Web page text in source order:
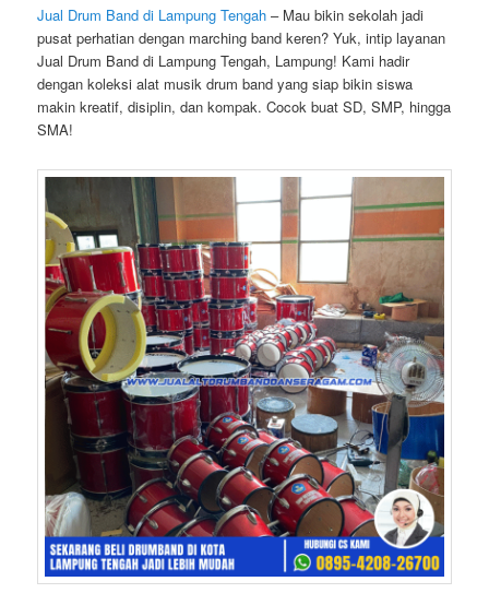
Jual Drum Band di Lampung Tengah – Mau bikin sekolah jadi
pusat perhatian dengan marching band keren? Yuk, intip layanan
Jual Drum Band di Lampung Tengah, Lampung! Kami hadir
dengan koleksi alat musik drum band yang siap bikin siswa
makin kreatif, disiplin, dan kompak. Cocok buat SD, SMP, hingga
SMA!